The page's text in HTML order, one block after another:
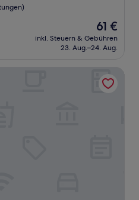
Der
Preis
beträgt
61 €
inkl. Steuern & Gebühren
23. Aug.–24. Aug.